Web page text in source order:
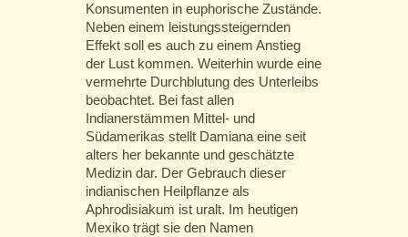
Konsumenten in euphorische Zustände.
Neben einem leistungssteigernden
Effekt soll es auch zu einem Anstieg
der Lust kommen. Weiterhin wurde eine
vermehrte Durchblutung des Unterleibs
beobachtet. Bei fast allen
Indianerstämmen Mittel- und
Südamerikas stellt Damiana eine seit
alters her bekannte und geschätzte
Medizin dar. Der Gebrauch dieser
indianischen Heilpflanze als
Aphrodisiakum ist uralt. Im heutigen
Mexiko trägt sie den Namen